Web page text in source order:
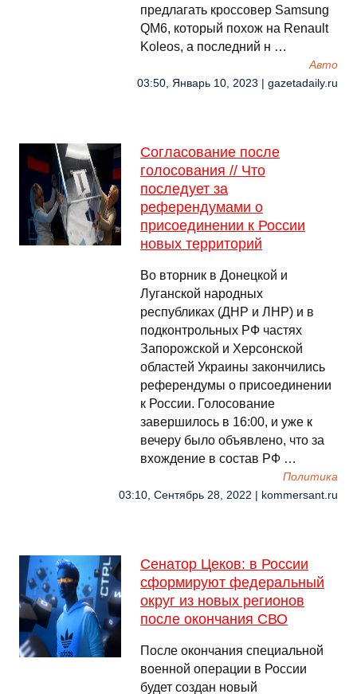
предлагать кроссовер Samsung
QM6, который похож на Renault
Koleos, а последний н …
Авто
03:50, Январь 10, 2023 | gazetadaily.ru
Согласование после
голосования // Что
последует за
референдумами о
присоединении к России
новых территорий
Во вторник в Донецкой и
Луганской народных
республиках (ДНР и ЛНР) и в
подконтрольных РФ частях
Запорожской и Херсонской
областей Украины закончились
референдумы о присоединении
к России. Голосование
завершилось в 16:00, и уже к
вечеру было объявлено, что за
вхождение в состав РФ …
Политика
03:10, Сентябрь 28, 2022 | kommersant.ru
Сенатор Цеков: в России
сформируют федеральный
округ из новых регионов
после окончания СВО
После окончания специальной
военной операции в России
будет создан новый